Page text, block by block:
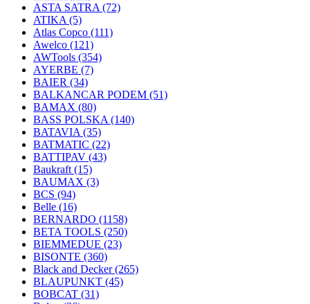
ASTA SATRA (72)
ATIKA (5)
Atlas Copco (111)
Awelco (121)
AWTools (354)
AYERBE (7)
BAIER (34)
BALKANCAR PODEM (51)
BAMAX (80)
BASS POLSKA (140)
BATAVIA (35)
BATMATIC (22)
BATTIPAV (43)
Baukraft (15)
BAUMAX (3)
BCS (94)
Belle (16)
BERNARDO (1158)
BETA TOOLS (250)
BIEMMEDUE (23)
BISONTE (360)
Black and Decker(265)
BLAUPUNKT (45)
BOBCAT (31)